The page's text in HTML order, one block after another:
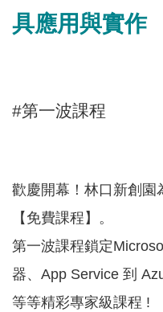
計
畫
國
際
園
區
服
務
關
於
具應用與實作
#第一波課程
歡慶開幕！林口新創園
【免費課程】。
第一波課程鎖定
器、App Service 到
等等精彩專家級課程 !